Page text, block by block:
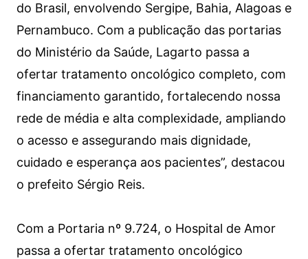
do Brasil, envolvendo Sergipe, Bahia, Alagoas e
Pernambuco. Com a publicação das portarias
do Ministério da Saúde, Lagarto passa a
ofertar tratamento oncológico completo, com
financiamento garantido, fortalecendo nossa
rede de média e alta complexidade, ampliando
o acesso e assegurando mais dignidade,
cuidado e esperança aos pacientes”, destacou
o prefeito Sérgio Reis.
Com a Portaria nº 9.724, o Hospital de Amor
passa a ofertar tratamento oncológico